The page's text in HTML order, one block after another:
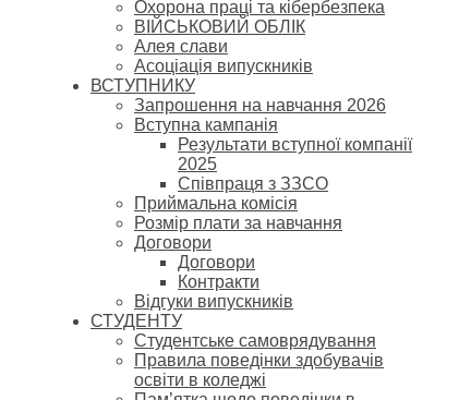
Охорона праці та кібербезпека
ВІЙСЬКОВИЙ ОБЛІК
Алея слави
Асоціація випускників
ВСТУПНИКУ
Запрошення на навчання 2026
Вступна кампанія
Результати вступної компанії
2025
Співпраця з ЗЗСО
Приймальна комісія
Розмір плати за навчання
Договори
Договори
Контракти
Відгуки випускників
СТУДЕНТУ
Cтудентське самоврядування
Правила поведінки здобувачів
освіти в коледжі